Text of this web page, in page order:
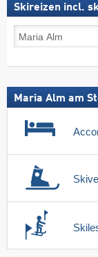
Skireizen incl.
incl.
Maria Alm am